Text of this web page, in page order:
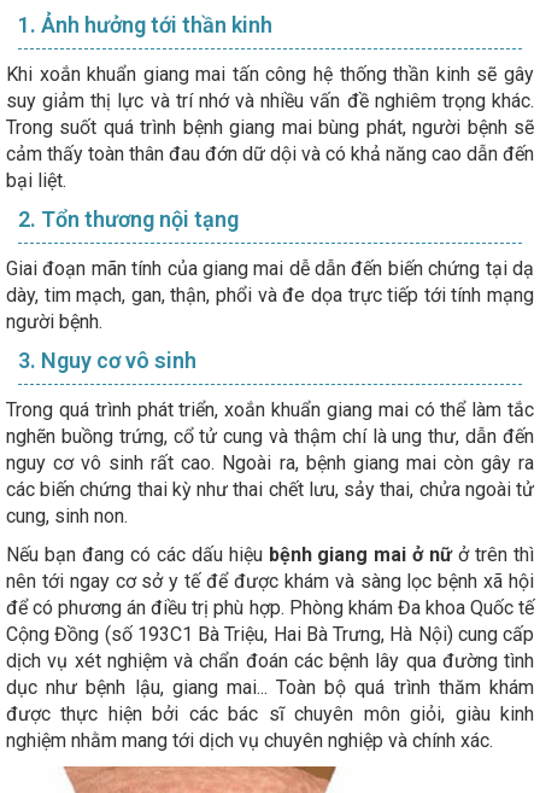
1. Ảnh hưởng tới thần kinh
Khi xoắn khuẩn giang mai tấn công hệ thống thần kinh sẽ gây
suy giảm thị lực và trí nhớ và nhiều vấn đề nghiêm trọng khác.
Trong suốt quá trình bệnh giang mai bùng phát, người bệnh sẽ
cảm thấy toàn thân đau đớn dữ dội và có khả năng cao dẫn đến
bại liệt.
2. Tổn thương nội tạng
Giai đoạn mãn tính của giang mai dễ dẫn đến biến chứng tại dạ
dày, tim mạch, gan, thận, phổi và đe dọa trực tiếp tới tính mạng
người bệnh.
3. Nguy cơ vô sinh
Trong quá trình phát triển, xoắn khuẩn giang mai có thể làm tắc
nghẽn buồng trứng, cổ tử cung và thậm chí là ung thư, dẫn đến
nguy cơ vô sinh rất cao. Ngoài ra, bệnh giang mai còn gây ra
các biến chứng thai kỳ như thai chết lưu, sảy thai, chửa ngoài tử
cung, sinh non.
Nếu bạn đang có các dấu hiệu bệnh giang mai ở nữở trên thì
nên tới ngay cơ sở y tế để được khám và sàng lọc bệnh xã hội
để có phương án điều trị phù hợp. Phòng khám Đa khoa Quốc tế
Cộng Đồng (số 193C1 Bà Triệu, Hai Bà Trưng, Hà Nội) cung cấp
dịch vụ xét nghiệm và chẩn đoán các bệnh lây qua đường tình
dục như bệnh lậu, giang mai... Toàn bộ quá trình thăm khám
được thực hiện bởi các bác sĩ chuyên môn giỏi, giàu kinh
nghiệm nhằm mang tới dịch vụ chuyên nghiệp và chính xác.